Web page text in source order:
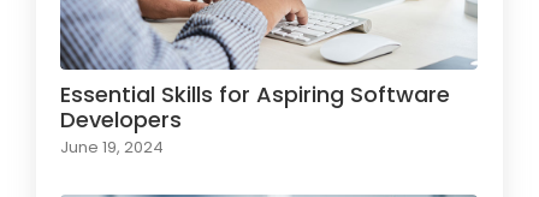
Essential Skills for Aspiring Software
Developers
June 19, 2024